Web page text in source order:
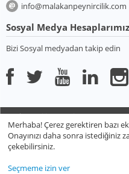
info@malakanpeynircilik.com
Sosyal Medya Hesaplarımız
Bizi Sosyal medyadan takip edin
DesignGalileo Works2013-2023
Merhaba! Çerez gerektiren bazı
Onayınızı daha sonra istediğiniz
çekebilirsiniz.
Seçmeme izin ver